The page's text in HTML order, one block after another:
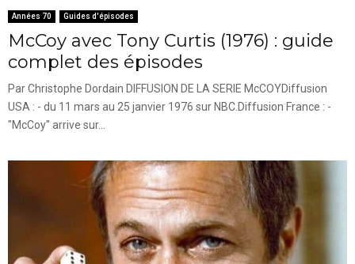
Années 70 Guides d'épisodes
McCoy avec Tony Curtis (1976) : guide
complet des épisodes
Par Christophe Dordain DIFFUSION DE LA SERIE McCOYDiffusion
USA : - du 11 mars au 25 janvier 1976 sur NBC.Diffusion France : -
"McCoy" arrive sur...